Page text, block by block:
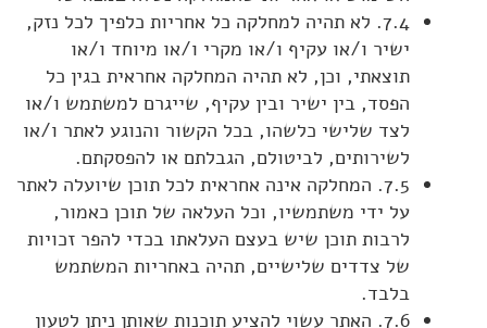
7.4. לא תהיה למחלקה כל אחריות כלפיך לכל נזק,
ישיר ו/או עקיף ו/או מקרי ו/או מיוחד ו/או
תוצאתי, וכן, לא תהיה המחלקה אחראית בגין כל
הפסד, בין ישיר ובין עקיף, שייגרם למשתמש ו/או
לצד שלישי כלשהו, בכל הקשור והנוגע לאתר ו/או
לשירותים, לביטולם, הגבלתם או להפסקתם.
7.5. המחלקה אינה אחראית לכל תוכן שיועלה לאתר
על ידי משתמשיו, וכל העלאה של תוכן כאמור,
לרבות תוכן שיש בעצם העלאתו בכדי להפר זכויות
של צדדים שלישיים, תהיה באחריות המשתמש
בלבד.
7.6. האתר עשוי להציע תוכנות שאותן ניתן לטעון